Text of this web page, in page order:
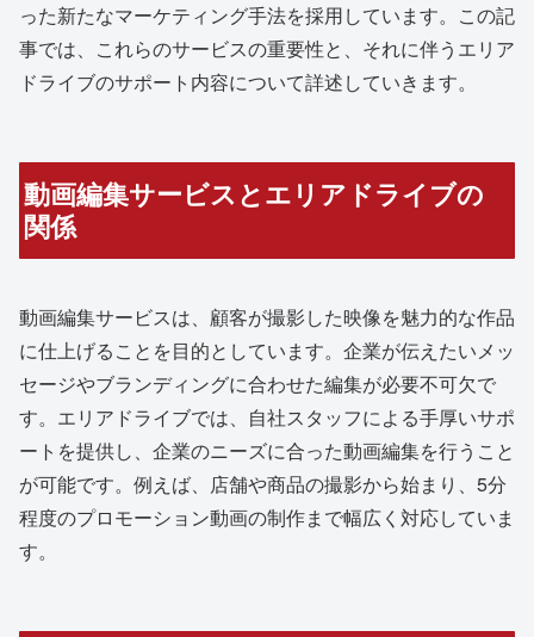
った新たなマーケティング手法を採用しています。この記
事では、これらのサービスの重要性と、それに伴うエリア
ドライブのサポート内容について詳述していきます。
動画編集サービスとエリアドライブの
関係
動画編集サービスは、顧客が撮影した映像を魅力的な作品
に仕上げることを目的としています。企業が伝えたいメッ
セージやブランディングに合わせた編集が必要不可欠で
す。エリアドライブでは、自社スタッフによる手厚いサポ
ートを提供し、企業のニーズに合った動画編集を行うこと
が可能です。例えば、店舗や商品の撮影から始まり、5分
程度のプロモーション動画の制作まで幅広く対応していま
す。